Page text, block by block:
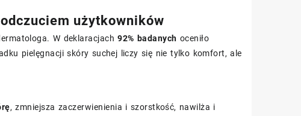
użytkowników
W deklaracjach92% badanych oceniło
pielęgnacji skóry suchej liczy się nie tylko komfort, ale
, zmniejsza zaczerwienienia i szorstkość, nawilża i